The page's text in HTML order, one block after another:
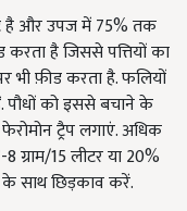
है और उपज में 75% तक
है जिससे पत्तियों का
फ़ीड करता है. फलियों
पौधों को इससे बचाने के
ट्रैप लगाएं. अधिक
ग्राम/15 लीटर या 20%
के साथ छिड़काव करें.